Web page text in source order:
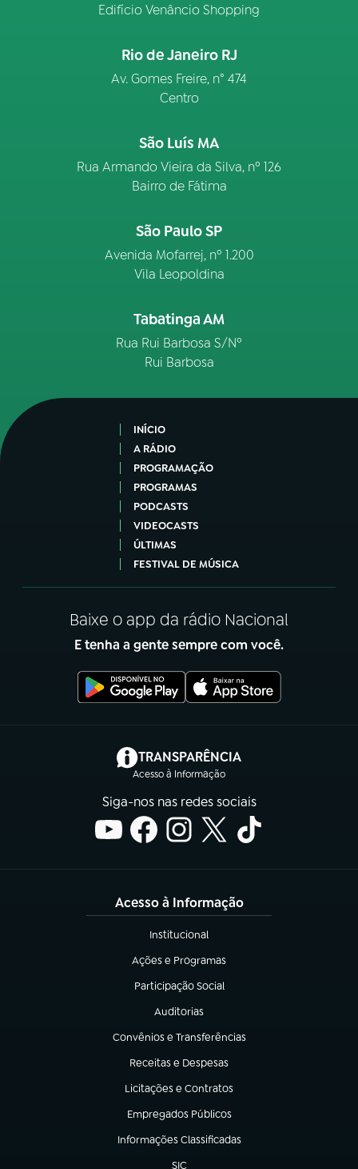
Edifício Venâncio Shopping
Rio de Janeiro RJ
Av. Gomes Freire, n° 474
Centro
São Luís MA
Rua Armando Vieira da Silva, nº 126
Bairro de Fátima
São Paulo SP
Avenida Mofarrej, nº 1.200
Vila Leopoldina
Tabatinga AM
Rua Rui Barbosa S/Nº
Rui Barbosa
INÍCIO
A RÁDIO
PROGRAMAÇÃO
PROGRAMAS
PODCASTS
VIDEOCASTS
ÚLTIMAS
FESTIVAL DE MÚSICA
Baixe o app da rádio Nacional
E tenha a gente sempre com você.
TRANSPARÊNCIA
Acesso à Informação
(abre em nova aba)
Siga-nos nas redes sociais
Acesso à Informação
Institucional
(abre em nova aba)
Ações e Programas
(abre em nova aba)
Participação Social
(abre em nova aba)
Auditorias
(abre em nova aba)
Convênios e Transferências
(abre em nova aba)
Receitas e Despesas
(abre em nova aba)
Licitações e Contratos
(abre em nova aba)
Empregados Públicos
(abre em nova aba)
Informações Classificadas
(abre em nova aba)
SIC